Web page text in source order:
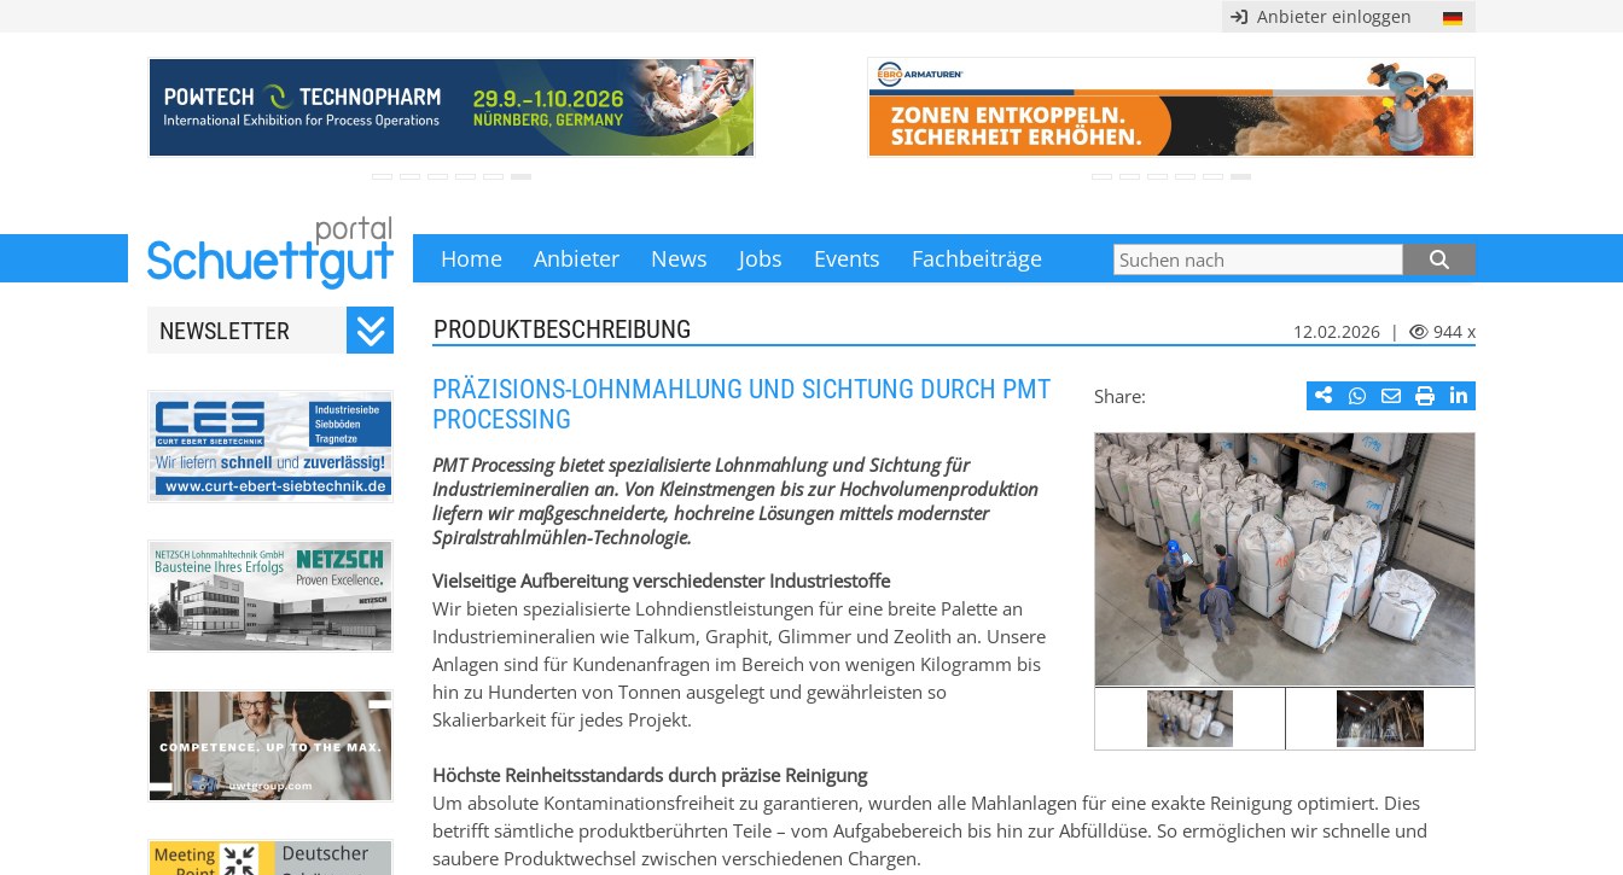
Anbieter einloggen
Home Anbieter News Jobs Events Fachbeiträge
NEWSLETTER
unseren monatlichen
Newsletter.
Ihre Adresse wird nicht an
Dritte weitergegeben.
Zu unserenDatenschutz-
Bestimmungen.
PRODUKTBESCHREIBUNG 12.02.2026 | 944 x
Share:
PRÄZISIONS-LOHNMAHLUNG UND SICHTUNG DURCH PMT
PROCESSING
PMT Processing bietet spezialisierte Lohnmahlung und Sichtung für
Industriemineralien an. Von Kleinstmengen bis zur Hochvolumenproduktion
liefern wir maßgeschneiderte, hochreine Lösungen mittels modernster
Spiralstrahlmühlen-Technologie.
Vielseitige Aufbereitung verschiedenster Industriestoffe
Wir bieten spezialisierte Lohndienstleistungen für eine breite Palette an
Industriemineralien wie Talkum, Graphit, Glimmer und Zeolith an. Unsere
Anlagen sind für Kundenanfragen im Bereich von wenigen Kilogramm bis
hin zu Hunderten von Tonnen ausgelegt und gewährleisten so
Skalierbarkeit für jedes Projekt.
Höchste Reinheitsstandards durch präzise Reinigung
Um absolute Kontaminationsfreiheit zu garantieren, wurden alle Mahlanlagen für eine exakte Reinigung optimiert. Dies
betrifft sämtliche produktberührten Teile – vom Aufgabebereich bis hin zur Abfülldüse. So ermöglichen wir schnelle und
saubere Produktwechsel zwischen verschiedenen Chargen.